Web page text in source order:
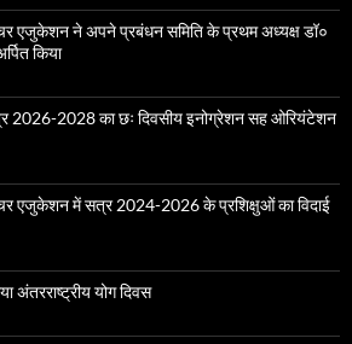
एजुकेशन ने अपने प्रबंधन समिति के प्रथम अध्यक्ष डॉ०
किया
2026-2028 का छः दिवसीय इनोग्रेशन सह ओरियंटेशन
एजुकेशन में सत्र 2024-2026 के प्रशिक्षुओं का विदाई
अंतरराष्ट्रीय योग दिवस